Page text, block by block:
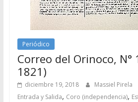
Periódico
Correo del Orinoco, N°
1821)
diciembre 19, 2018 Massiel Pirela
Entrada y Salida, Coro (independencia),